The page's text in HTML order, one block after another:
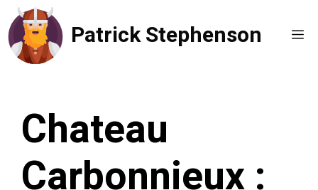
Aller
au
contenu
Patrick Stephenson
Chateau
Carbonnieux :